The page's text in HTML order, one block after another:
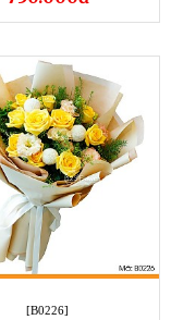
[B0226]